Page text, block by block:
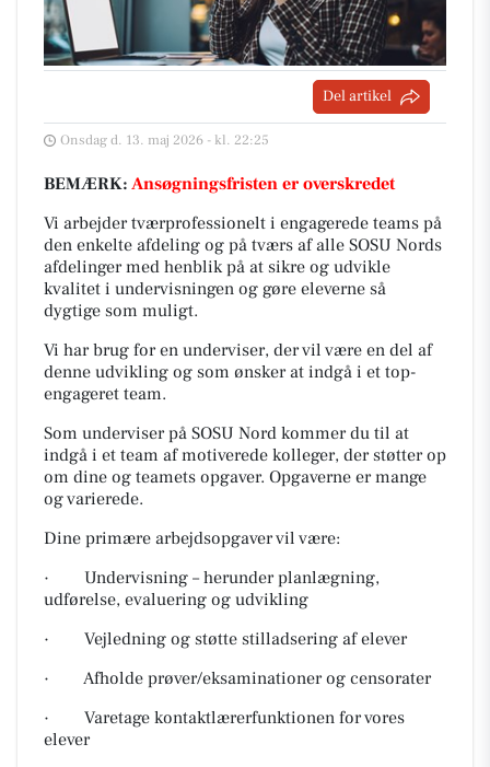
Del artikel
Onsdag d. 13. maj 2026 - kl. 22:25
BEMÆRK: Ansøgningsfristen er overskredet
Vi arbejder tværprofessionelt i engagerede teams på
den enkelte afdeling og på tværs af alle SOSU Nords
afdelinger med henblik på at sikre og udvikle
kvalitet i undervisningen og gøre eleverne så
dygtige som muligt.
Vi har brug for en underviser, der vil være en del af
denne udvikling og som ønsker at indgå i et top-
engageret team.
Som underviser på SOSU Nord kommer du til at
indgå i et team af motiverede kolleger, der støtter op
om dine og teamets opgaver. Opgaverne er mange
og varierede.
Dine primære arbejdsopgaver vil være:
· Undervisning – herunder planlægning,
udførelse, evaluering og udvikling
· Vejledning og støtte stilladsering af elever
· Afholde prøver/eksaminationer og censorater
· Varetage kontaktlærerfunktionen for vores
elever